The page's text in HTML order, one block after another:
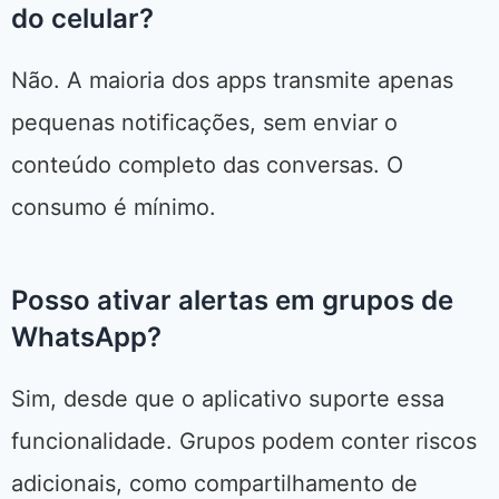
do celular?
Não. A maioria dos apps transmite apenas
pequenas notificações, sem enviar o
conteúdo completo das conversas. O
consumo é mínimo.
Posso ativar alertas em grupos de
WhatsApp?
Sim, desde que o aplicativo suporte essa
funcionalidade. Grupos podem conter riscos
adicionais, como compartilhamento de